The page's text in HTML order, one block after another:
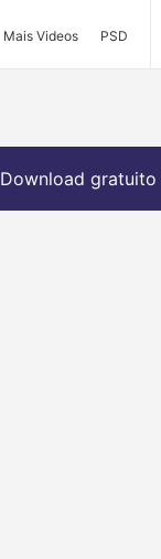
Mais Videos PSD
Download gratuito